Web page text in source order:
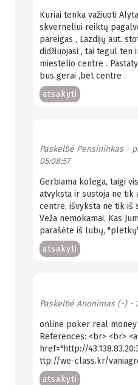
Kuriai tenka važiuoti
skverneliui reiktų
pareigas , Lazdijų aut.
didžiuojasi , tai tegul ten
miestelio centre .
bus gerai ,bet centre .
atsakyti
Paskelbė Pensininkas -
05:08:57
Gerbiama kolega, taigi
atvyksta ir sustoja ne
centre, išvyksta ne tik iš
Veža nemokamai. Kas
parašėte iš lubų,
atsakyti
Paskelbė Anonimas (-)-
online poker real money
References: <br> <br> <a
href="http://
ttp://we-class.kr/
atsakyti